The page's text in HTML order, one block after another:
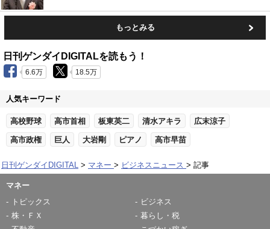
もっとみる
日刊ゲンダイDIGITALを読もう！
6.6万 18.5万
人気キーワード
高校野球 高市首相 板東英二 清水アキラ 広末涼子
高市政権 巨人 大岩剛 ピアノ 高市早苗
日刊ゲンダイDIGITAL マネー ビジネスニュース 記事
マネー
トピックス
ビジネス
株・ＦＸ
暮らし・税